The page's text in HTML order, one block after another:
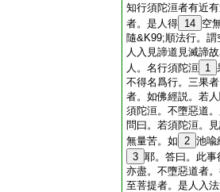
知行須陀洹者有近
者。是人得 14 空
隨&K99;順法行。
人入見諦道見滅諦
人。名行須陀洹 1
不得名爲行。三果
者。如佛經説。若
須陀洹。不墮惡道
問曰。若須陀洹。
無量苦。如 2 池喩
3 耶。答曰。此
亦盡。不墮惡道者
至菩提者。是人入